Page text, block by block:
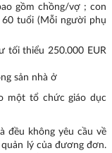
gồm chồng/vợ ; con
tuổi (Mỗi người phụ
tối thiểu 250.000 EUR
sản nhà ở
một tổ chức giáo dục
đều không yêu cầu về
lý của đương đơn.